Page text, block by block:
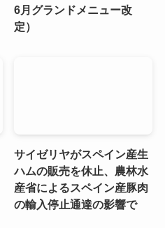
6月グランドメニュー改
定）
サイゼリヤがスペイン産生
ハムの販売を休止、農林水
産省によるスペイン産豚肉
の輸入停止通達の影響で